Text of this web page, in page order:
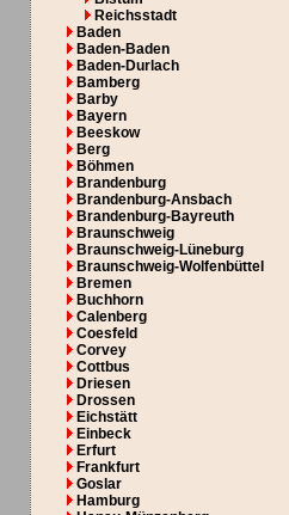
Reichsstadt
Baden
Baden-Baden
Baden-Durlach
Bamberg
Barby
Bayern
Beeskow
Berg
Böhmen
Brandenburg
Brandenburg-Ansbach
Brandenburg-Bayreuth
Braunschweig
Braunschweig-Lüneburg
Braunschweig-Wolfenbüttel
Bremen
Buchhorn
Calenberg
Coesfeld
Corvey
Cottbus
Driesen
Drossen
Eichstätt
Einbeck
Erfurt
Frankfurt
Goslar
Hamburg